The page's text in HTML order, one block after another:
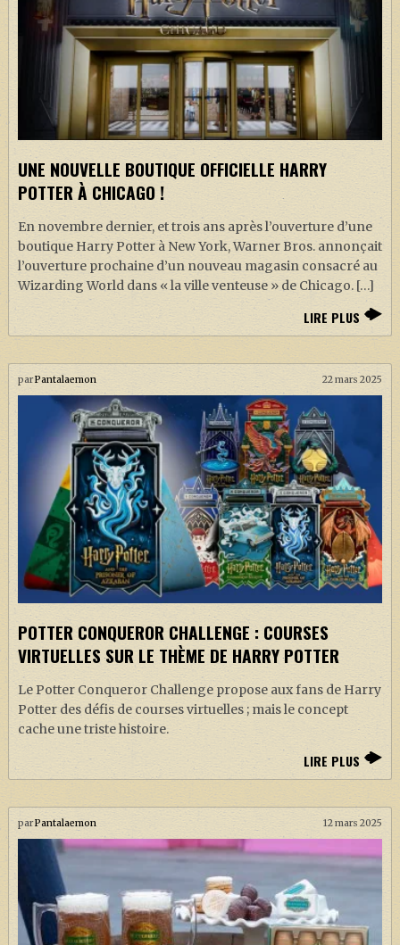
UNE NOUVELLE BOUTIQUE OFFICIELLE HARRY
POTTER À CHICAGO !
En novembre dernier, et trois ans après l’ouverture d’une
boutique Harry Potter à New York, Warner Bros. annonçait
l’ouverture prochaine d’un nouveau magasin consacré au
Wizarding World dans « la ville venteuse » de Chicago. […]
LIRE PLUS
parPantalaemon 22 mars 2025
POTTER CONQUEROR CHALLENGE : COURSES
VIRTUELLES SUR LE THÈME DE HARRY POTTER
Le Potter Conqueror Challenge propose aux fans de Harry
Potter des défis de courses virtuelles ; mais le concept
cache une triste histoire.
LIRE PLUS
parPantalaemon 12 mars 2025